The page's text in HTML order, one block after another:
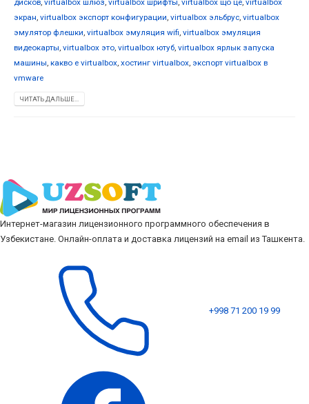
дисков, virtualbox шлюз, virtualbox шрифты, virtualbox що це, virtualbox
экран, virtualbox экспорт конфигурации, virtualbox эльбрус, virtualbox
эмулятор флешки, virtualbox эмуляция wifi, virtualbox эмуляция
видеокарты, virtualbox это, virtualbox ютуб, virtualbox ярлык запуска
машины, какво е virtualbox, хостинг virtualbox, экспорт virtualbox в
vmware
ЧИТАТЬ ДАЛЬШЕ...
Интернет-магазин лицензионного программного обеспечения в
Узбекистане. Онлайн-оплата и доставка лицензий на email из Ташкента.
+998 71 200 19 99